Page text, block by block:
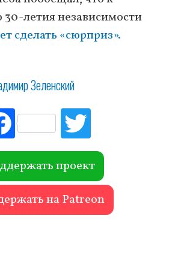
летия независимости
сделать «сюрприз».
Зеленский
Fac
ebo
ok r
проект
на Patreon